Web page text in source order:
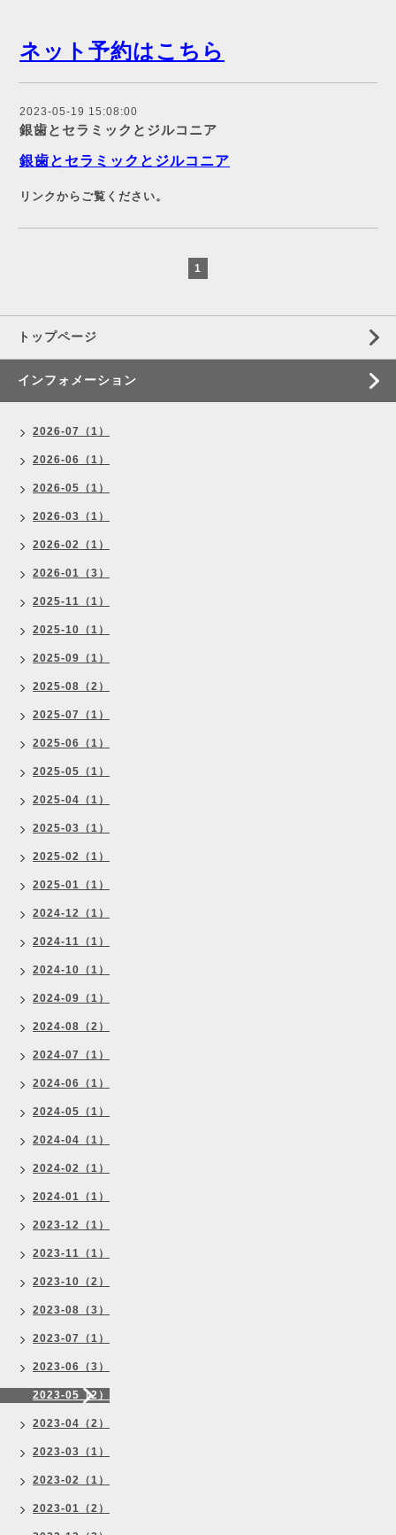
ネット予約はこちら
2023-05-19 15:08:00
銀歯とセラミックとジルコニア
銀歯とセラミックとジルコニア
リンクからご覧ください。
1
トップページ
インフォメーション
2026-07（1）
2026-06（1）
2026-05（1）
2026-03（1）
2026-02（1）
2026-01（3）
2025-11（1）
2025-10（1）
2025-09（1）
2025-08（2）
2025-07（1）
2025-06（1）
2025-05（1）
2025-04（1）
2025-03（1）
2025-02（1）
2025-01（1）
2024-12（1）
2024-11（1）
2024-10（1）
2024-09（1）
2024-08（2）
2024-07（1）
2024-06（1）
2024-05（1）
2024-04（1）
2024-02（1）
2024-01（1）
2023-12（1）
2023-11（1）
2023-10（2）
2023-08（3）
2023-07（1）
2023-06（3）
2023-05（2）
2023-04（2）
2023-03（1）
2023-02（1）
2023-01（2）